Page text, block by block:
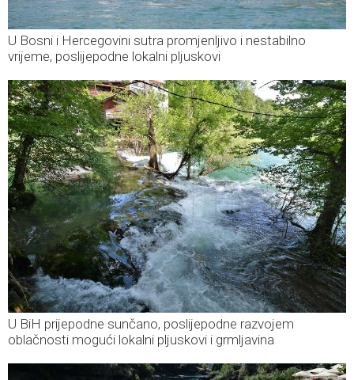
U Bosni i Hercegovini sutra promjenljivo i nestabilno
vrijeme, poslijepodne lokalni pljuskovi
U BiH prijepodne sunčano, poslijepodne razvojem
oblačnosti mogući lokalni pljuskovi i grmljavina